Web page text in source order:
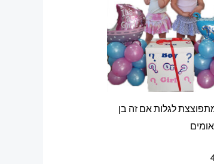
לגלות אם זה בן